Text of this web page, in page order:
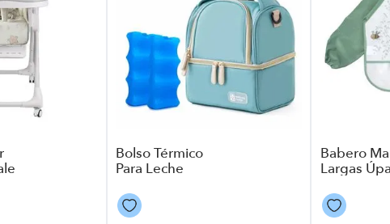
Bolso Térmico
Para Leche
P8906 | Color
Turquesa
Babero
Largas
Años Color